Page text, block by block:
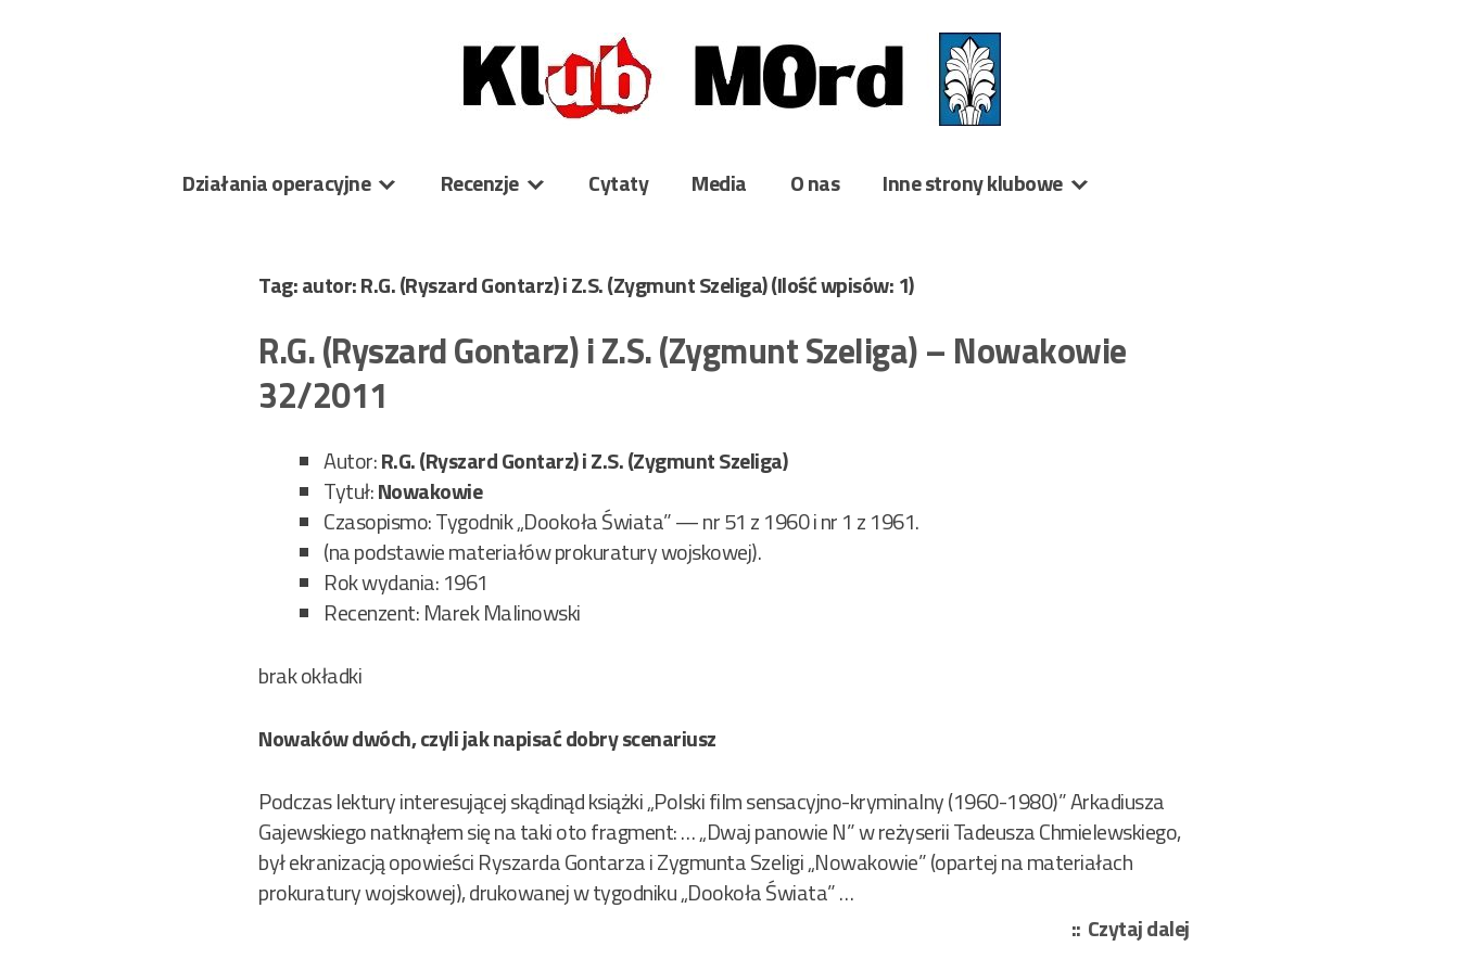
Działania operacyjne Recenzje Cytaty Media O nas Inne strony klubowe
Tag: autor: R.G. (Ryszard Gontarz) i Z.S. (Zygmunt Szeliga)(Ilość wpisów: 1)
R.G. (Ryszard Gontarz) i Z.S. (Zygmunt Szeliga) – Nowakowie
32/2011
Autor:R.G. (Ryszard Gontarz) i Z.S. (Zygmunt Szeliga)
Tytuł:Nowakowie
Czasopismo: Tygodnik „Dookoła Świata” — nr 51 z 1960 i nr 1 z 1961.
(na podstawie materiałów prokuratury wojskowej).
Rok wydania: 1961
Recenzent: Marek Malinowski
brak okładki
Nowaków dwóch, czyli jak napisać dobry scenariusz
Podczas lektury interesującej skądinąd książki „Polski film sensacyjno-kryminalny (1960-1980)” Arkadiusza
Gajewskiego natknąłem się na taki oto fragment: … „Dwaj panowie N” w reżyserii Tadeusza Chmielewskiego,
był ekranizacją opowieści Ryszarda Gontarza i Zygmunta Szeligi „Nowakowie” (opartej na materiałach
prokuratury wojskowej), drukowanej w tygodniku „Dookoła Świata” …
Czytaj dalej„R.G.